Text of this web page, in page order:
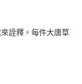
詮釋。每件大唐草